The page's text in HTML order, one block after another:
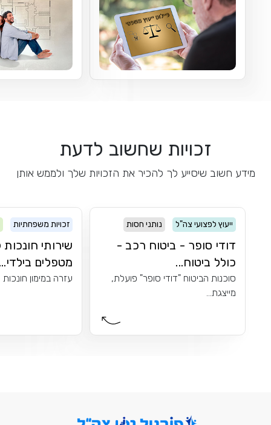
זכויות שחשוב לדעת
מידע חשוב שיסייע לך להכיר את הזכויות שלך ולממש אותן
ייעוץ לפצועי צה"ל נותני חסות
דודי סופר - ביטוח רכב -
כולל ביטוח...
סוכנות הביטוח "דודי סופר" פועלת,
מייצגת...
זכויות משפחתיות
שירותי חונכות
מטפלים
עזרה במימון חונכות